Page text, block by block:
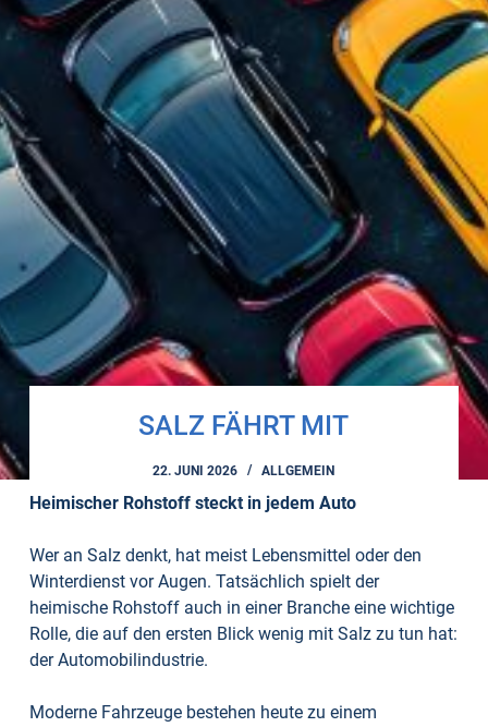
SALZ FÄHRT MIT
22. JUNI 2026 ALLGEMEIN
Heimischer Rohstoff steckt in jedem Auto
Wer an Salz denkt, hat meist Lebensmittel oder den
Winterdienst vor Augen. Tatsächlich spielt der
heimische Rohstoff auch in einer Branche eine wichtige
Rolle, die auf den ersten Blick wenig mit Salz zu tun hat:
der Automobilindustrie.
Moderne Fahrzeuge bestehen heute zu einem